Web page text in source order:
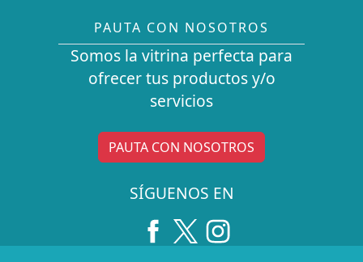
PAUTA CON NOSOTROS
Somos la vitrina perfecta para
ofrecer tus productos y/o
servicios
PAUTA CON NOSOTROS
SÍGUENOS EN